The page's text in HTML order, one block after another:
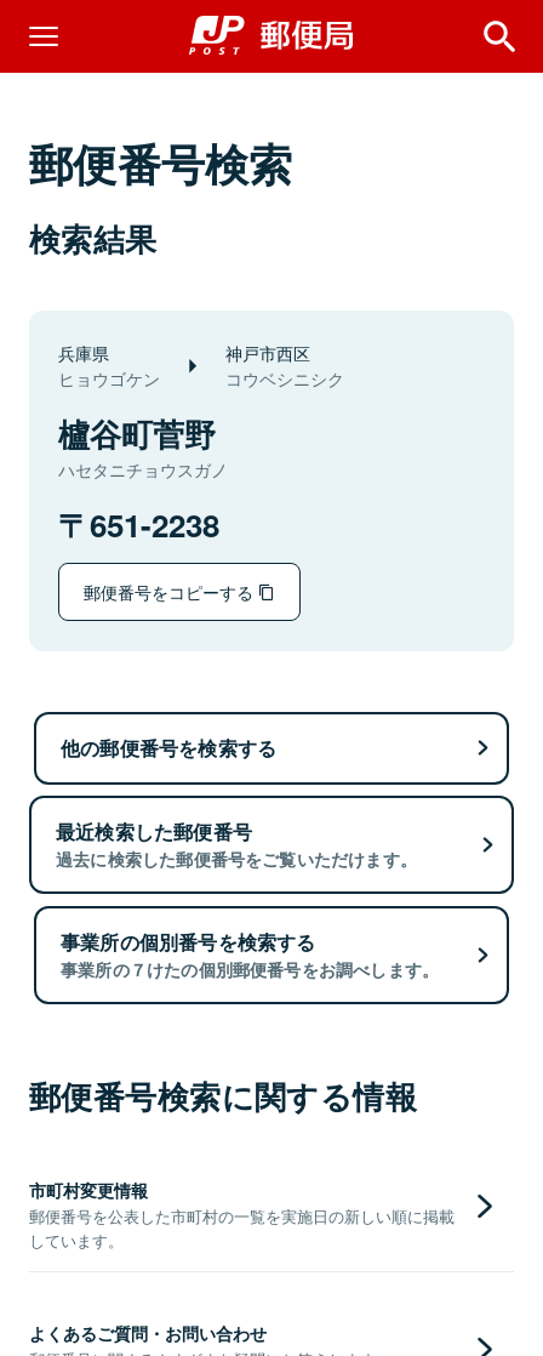
郵便番号検索
検索結果
兵庫県
ヒョウゴケン
神戸市西区
コウベシニシク
櫨谷町菅野
ハセタニチョウスガノ
651-2238
郵便番号をコピーする
他の郵便番号を検索する
最近検索した郵便番号
過去に検索した郵便番号をご覧いただけます。
事業所の個別番号を検索する
事業所の７けたの個別郵便番号をお調べします。
郵便番号検索に関する情報
市町村変更情報
郵便番号を公表した市町村の一覧を実施日の新しい順に掲載
しています。
よくあるご質問・お問い合わせ